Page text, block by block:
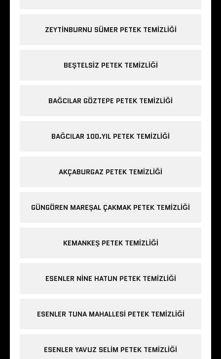
ZEYTINBURNU SÜMER PETEK TEMIZLIĞI
BEŞTELSIZ PETEK TEMIZLIĞI
BAĞCILAR GÖZTEPE PETEK TEMIZLIĞI
BAĞCILAR 100.YIL PETEK TEMIZLIĞI
AKÇABURGAZ PETEK TEMIZLIĞI
GÜNGÖREN MAREŞAL ÇAKMAK PETEK TEMIZLIĞI
KEMANKEŞ PETEK TEMIZLIĞI
ESENLER NINE HATUN PETEK TEMIZLIĞI
ESENLER TUNA MAHALLESI PETEK TEMIZLIĞI
ESENLER YAVUZ SELIM PETEK TEMIZLIĞI